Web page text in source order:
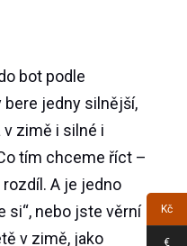
bot podle
jedny silnější,
v zimě i silné i
tím chceme říct –
A je jedno
si“, nebo jste věrní
v zimě, jako
Kč
€